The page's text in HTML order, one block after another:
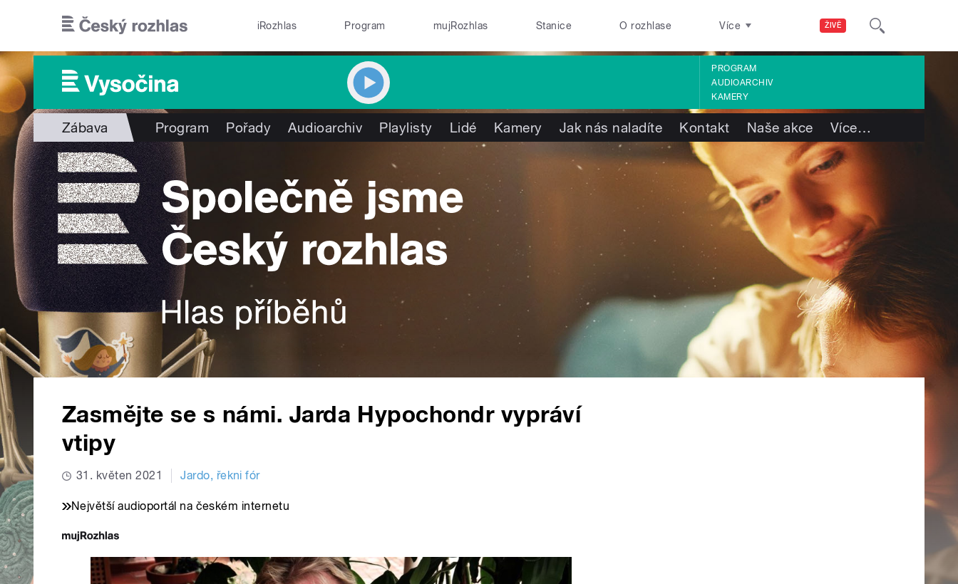
ŽIVĚ
iRozhlas Program mujRozhlas Stanice O rozhlase Více
PROGRAM
AUDIOARCHIV
KAMERY
Zábava Program Pořady Audioarchiv Playlisty Lidé Kamery Jak nás naladíte Kontakt Naše akce Více…
Zasmějte se s námi. Jarda Hypochondr vypráví
vtipy
31. květen 2021 Jardo, řekni fór
Největší audioportál na českém internetu